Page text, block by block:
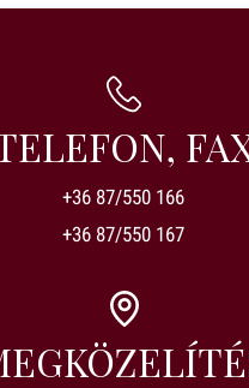
+36 87/550 166
+36 87/550 167